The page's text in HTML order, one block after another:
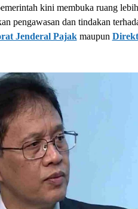
kini membuka ruang
pengawasan dan tindakan
Jenderal Pajakmaupun